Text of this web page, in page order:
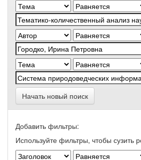
Начать новый поиск
Добавить фильтры:
Используйте фильтры, чтобы сузить